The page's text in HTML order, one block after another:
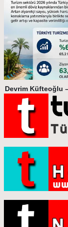
Devrim Küfteoğlu